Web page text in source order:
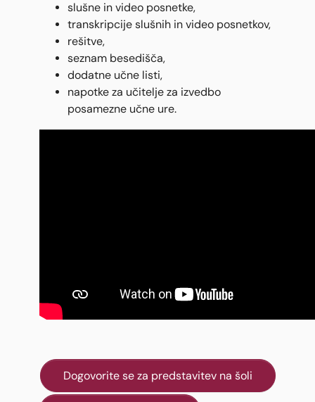
slušne in video posnetke,
transkripcije slušnih in video posnetkov,
rešitve,
seznam besedišča,
dodatne učne listi,
napotke za učitelje za izvedbo
posamezne učne ure.
Dogovorite se za predstavitev na šoli